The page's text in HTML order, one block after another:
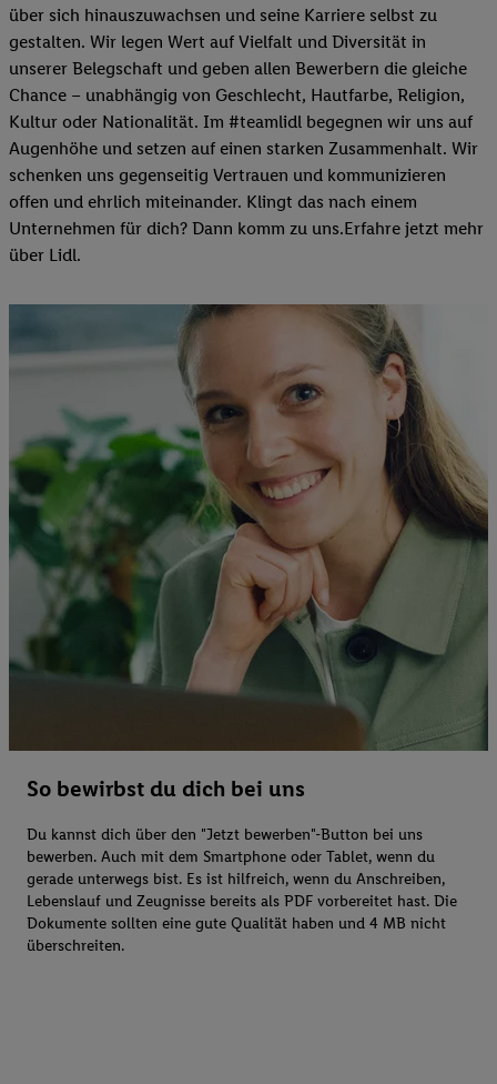
über sich hinauszuwachsen und seine Karriere selbst zu
gestalten. Wir legen Wert auf Vielfalt und Diversität in
unserer Belegschaft und geben allen Bewerbern die gleiche
Chance – unabhängig von Geschlecht, Hautfarbe, Religion,
Kultur oder Nationalität. Im #teamlidl begegnen wir uns auf
Augenhöhe und setzen auf einen starken Zusammenhalt. Wir
schenken uns gegenseitig Vertrauen und kommunizieren
offen und ehrlich miteinander. Klingt das nach einem
Unternehmen für dich? Dann komm zu uns.​Erfahre jetzt mehr
über Lidl.
So bewirbst du dich bei uns
Du kannst dich über den "Jetzt bewerben"-Button bei uns
bewerben. Auch mit dem Smartphone oder Tablet, wenn du
gerade unterwegs bist. Es ist hilfreich, wenn du Anschreiben,
Lebenslauf und Zeugnisse bereits als PDF vorbereitet hast. Die
Dokumente sollten eine gute Qualität haben und 4 MB nicht
überschreiten.